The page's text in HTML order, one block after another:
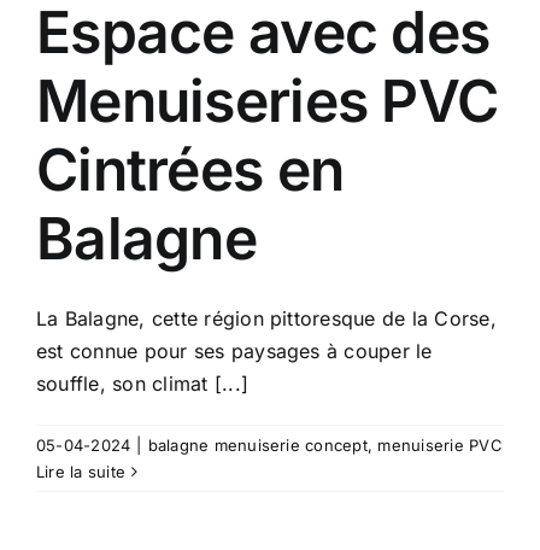
Espace avec des
Menuiseries PVC
Cintrées en
Balagne
La Balagne, cette région pittoresque de la Corse,
est connue pour ses paysages à couper le
souffle, son climat [...]
05-04-2024 balagne menuiserie concept, menuiserie PVC
Lire la suite